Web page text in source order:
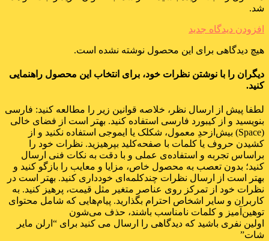
شد.
افزودن دیدگاه جدید
هیچ دیدگاهی برای این محصول نوشته نشده است.
دیگران را با نوشتن نظرات خود، برای انتخاب این محصول راهنمایی
کنید.
لطفا پیش از ارسال نظر، خلاصه قوانین زیر را مطالعه کنید: فارسی
بنویسید و از کیبورد فارسی استفاده کنید. بهتر است از فضای خالی
(Space) بیش‌از‌حدِ معمول، شکلک یا ایموجی استفاده نکنید و از
کشیدن حروف یا کلمات با صفحه‌کلید بپرهیزید. نظرات خود را
براساس تجربه و استفاده‌ی عملی و با دقت به نکات فنی ارسال
کنید؛ بدون تعصب به محصول خاص، مزایا و معایب را بازگو کنید و
بهتر است از ارسال نظرات چندکلمه‌‌ای خودداری کنید. بهتر است در
نظرات خود از تمرکز روی عناصر متغیر مثل قیمت، پرهیز کنید. به
کاربران و سایر اشخاص احترام بگذارید. پیام‌هایی که شامل محتوای
توهین‌آمیز و کلمات نامناسب باشند، حذف می‌شون
اولین نفری باشید که دیدگاهی را ارسال می کنید برای “ارلن مایر
شات”